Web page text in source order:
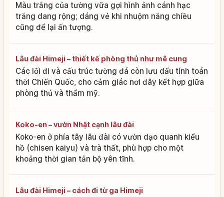
Màu trắng của tường vữa gợi hình ảnh cánh hạc
trắng dang rộng; dáng vẻ khi nhuộm nắng chiều
cũng để lại ấn tượng.
Lâu đài Himeji – thiết kế phòng thủ như mê cung
Các lối đi và cấu trúc tường đá còn lưu dấu tính toán
thời Chiến Quốc, cho cảm giác nơi đây kết hợp giữa
phòng thủ và thẩm mỹ.
Koko-en – vườn Nhật cạnh lâu đài
Koko-en ở phía tây lâu đài có vườn dạo quanh kiểu
hồ (chisen kaiyu) và trà thất, phù hợp cho một
khoảng thời gian tản bộ yên tĩnh.
Lâu đài Himeji – cách đi từ ga Himeji